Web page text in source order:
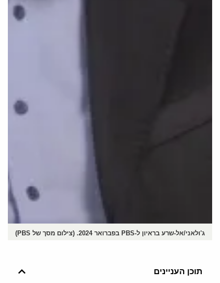
ג'ולאני/אל-שרע בראיון ל-PBS בפברואר 2024. (צילום מסך של PBS)
תוכן העניינים